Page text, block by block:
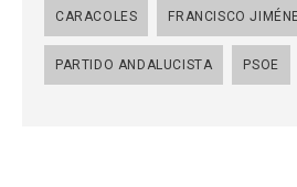
CARACOLES FRANCISCO
PARTIDO ANDALUCISTA PSOE